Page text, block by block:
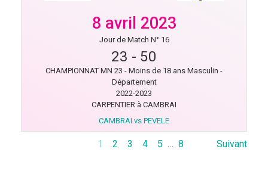
8 avril 2023
Jour de Match N° 16
23 - 50
CHAMPIONNAT MN 23 - Moins de 18 ans Masculin -
Département
2022-2023
CARPENTIER à CAMBRAI
CAMBRAI vs PEVELE
1 2 3 4 5 … 8 Suivant